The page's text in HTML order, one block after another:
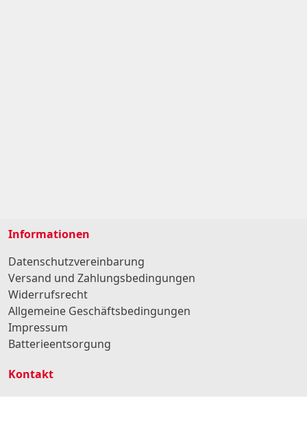
Informationen
Datenschutzvereinbarung
Versand und Zahlungsbedingungen
Widerrufsrecht
Allgemeine Geschäftsbedingungen
Impressum
Batterieentsorgung
Kontakt